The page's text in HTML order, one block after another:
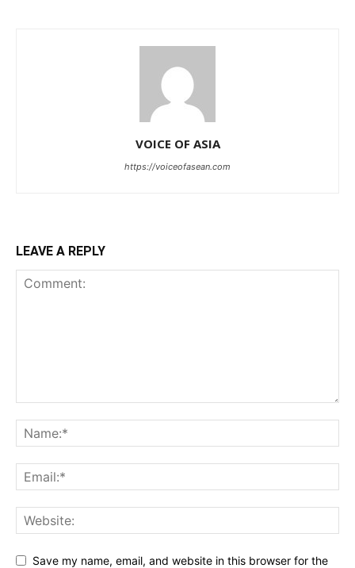
VOICE OF ASIA
https://voiceofasean.com
LEAVE A REPLY
Save my name, email, and website in this browser for the